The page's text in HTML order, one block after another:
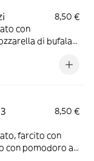
8,50 €
con
di bufala
8,50 €
farcito con
con pomodoro a